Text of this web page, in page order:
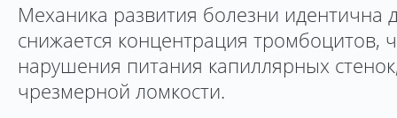
Механика развития болезни идентична
снижается концентрация тромбоцитов,
нарушения питания капиллярных
чрезмерной ломкости.